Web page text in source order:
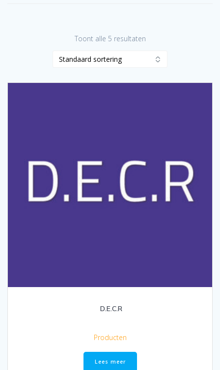
Toont alle 5 resultaten
D.E.C.R
Producten
Lees meer